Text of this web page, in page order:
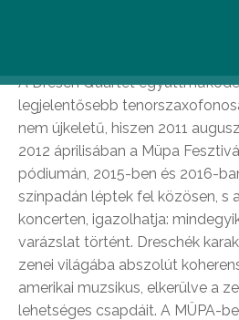
A Dresch Quartet
legjelentősebb
nem újkeletű, hiszen 2011
2012 áprilisában a Müpa
pódiumán, 2015-ben és 2016-
színpadán léptek fel közösen, s
koncerten, igazolhatja:
varázslat történt. Dreschék
zenei világába abszolút
amerikai muzsikus, elkerülve a
lehetséges csapdáit. A MÜPA-